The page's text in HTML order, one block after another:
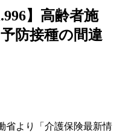
】高齢者施
防接種の間違
省より「介護保険最新情